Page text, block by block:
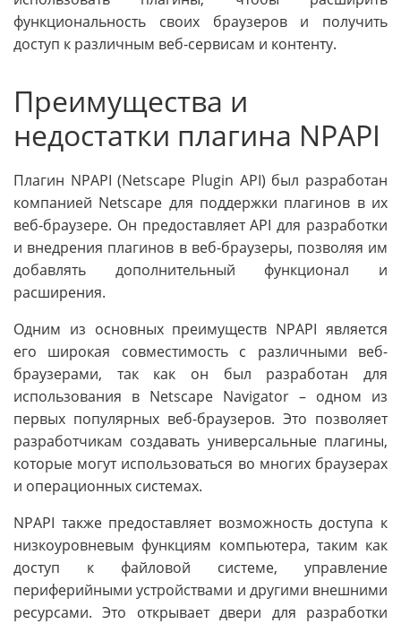
функциональность своих браузеров и получить
доступ к различным веб-сервисам и контенту.
Преимущества и
недостатки плагина NPAPI
Плагин NPAPI (Netscape Plugin API) был разработан
компанией Netscape для поддержки плагинов в их
веб-браузере. Он предоставляет API для разработки
и внедрения плагинов в веб-браузеры, позволяя им
добавлять дополнительный функционал и
расширения.
Одним из основных преимуществ NPAPI является
его широкая совместимость с различными веб-
браузерами, так как он был разработан для
использования в Netscape Navigator – одном из
первых популярных веб-браузеров. Это позволяет
разработчикам создавать универсальные плагины,
которые могут использоваться во многих браузерах
и операционных системах.
NPAPI также предоставляет возможность доступа к
низкоуровневым функциям компьютера, таким как
доступ к файловой системе, управление
периферийными устройствами и другими внешними
ресурсами. Это открывает двери для разработки